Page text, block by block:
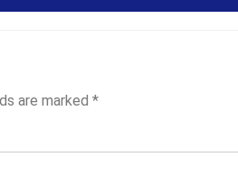
are marked *